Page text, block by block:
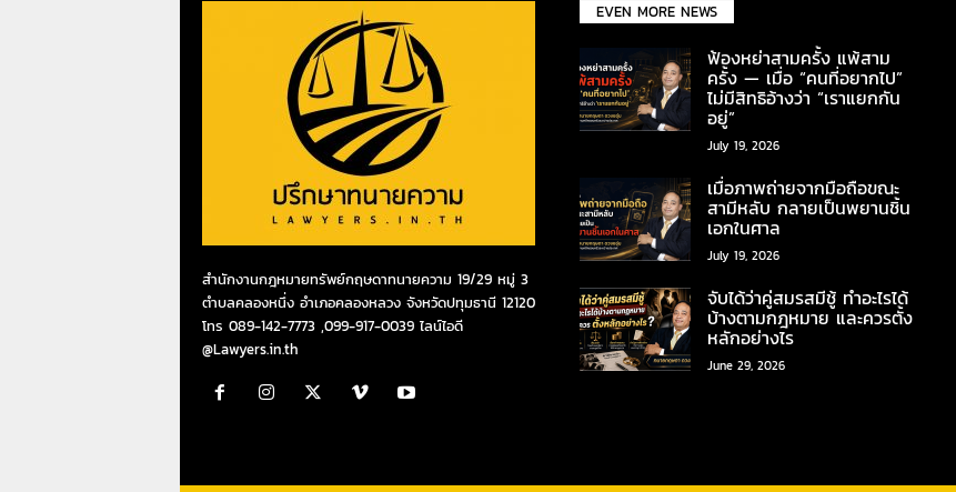
สำนักงานกฎหมายทรัพย์กฤษดาทนายความ 19/29 หมู่ 3
ตำบลคลองหนึ่ง อำเภอคลองหลวง จังหวัดปทุมธานี 12120
โทร 089-142-7773 ,099-917-0039 ไลน์ไอดี
@Lawyers.in.th
EVEN MORE NEWS
ฟ้องหย่าสามครั้ง แพ้สาม
ครั้ง — เมื่อ “คนที่อยากไป”
ไม่มีสิทธิอ้างว่า “เราแยกกัน
อยู่”
July 19, 2026
เมื่อภาพถ่ายจากมือถือขณะ
สามีหลับ กลายเป็นพยานชิ้น
เอกในศาล
July 19, 2026
จับได้ว่าคู่สมรสมีชู้ ทำอะไรได้
บ้างตามกฎหมาย และควรตั้ง
หลักอย่างไร
June 29, 2026